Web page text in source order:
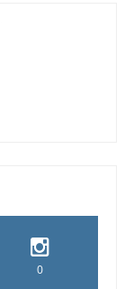
0